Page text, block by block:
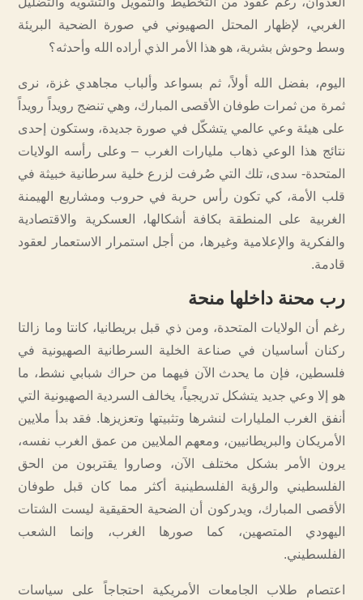
الغربي، لإظهار المحتل الصهيوني في صورة الضحية البريئة
وسط وحوش بشرية، هو هذا الأمر الذي أراده الله وأحدثه؟
اليوم، بفضل الله أولاً، ثم بسواعد وألباب مجاهدي غزة، نرى
ثمرة من ثمرات طوفان الأقصى المبارك، وهي تنضج رويداً رويداً
على هيئة وعي عالمي يتشكّل في صورة جديدة، وستكون إحدى
نتائج هذا الوعي ذهاب مليارات الغرب – وعلى رأسه الولايات
المتحدة- سدى، تلك التي صُرفت لزرع خلية سرطانية خبيثة في
قلب الأمة، كي تكون رأس حربة في حروب ومشاريع الهيمنة
الغربية على المنطقة بكافة أشكالها، العسكرية والاقتصادية
والفكرية والإعلامية وغيرها، من أجل استمرار الاستعمار لعقود
قادمة.
رب محنة داخلها منحة
رغم أن الولايات المتحدة، ومن ذي قبل بريطانيا، كانتا وما زالتا
ركنان أساسيان في صناعة الخلية السرطانية الصهيونية في
فلسطين، فإن ما يحدث الآن فيهما من حراك شبابي نشط، ما
هو إلا وعي جديد يتشكل تدريجياً، يخالف السردية الصهيونية التي
أنفق الغرب المليارات لنشرها وتثبيتها وتعزيزها. فقد بدأ ملايين
الأمريكان والبريطانيين، ومعهم الملايين من عمق الغرب نفسه،
يرون الأمر بشكل مختلف الآن، وصاروا يقتربون من الحق
الفلسطيني والرؤية الفلسطينية أكثر مما كان قبل طوفان
الأقصى المبارك، ويدركون أن الضحية الحقيقية ليست الشتات
اليهودي المتصهين، كما صورها الغرب، وإنما الشعب
الفلسطيني.
اعتصام طلاب الجامعات الأمريكية احتجاجاً على سياسات